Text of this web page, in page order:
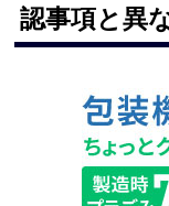
認事項と異